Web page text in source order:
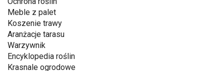
Meble z palet
Koszenie trawy
Aranżacje tarasu
Warzywnik
Encyklopedia roślin
Krasnale ogrodowe